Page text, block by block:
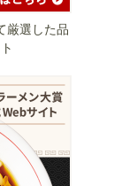
厳選した品